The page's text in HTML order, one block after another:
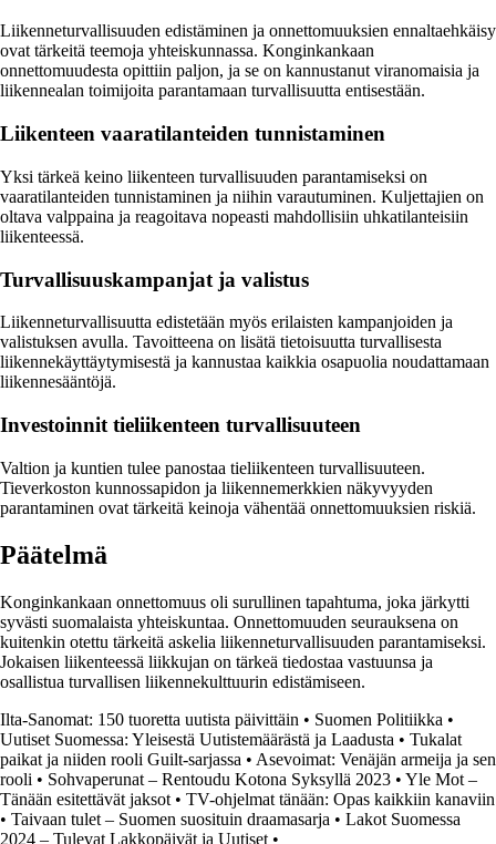
Liikenneturvallisuuden edistäminen ja onnettomuuksien ennaltaehkäisy
ovat tärkeitä teemoja yhteiskunnassa. Konginkankaan
onnettomuudesta opittiin paljon, ja se on kannustanut viranomaisia ja
liikennealan toimijoita parantamaan turvallisuutta entisestään.
Liikenteen vaaratilanteiden tunnistaminen
Yksi tärkeä keino liikenteen turvallisuuden parantamiseksi on
vaaratilanteiden tunnistaminen ja niihin varautuminen. Kuljettajien on
oltava valppaina ja reagoitava nopeasti mahdollisiin uhkatilanteisiin
liikenteessä.
Turvallisuuskampanjat ja valistus
Liikenneturvallisuutta edistetään myös erilaisten kampanjoiden ja
valistuksen avulla. Tavoitteena on lisätä tietoisuutta turvallisesta
liikennekäyttäytymisestä ja kannustaa kaikkia osapuolia noudattamaan
liikennesääntöjä.
Investoinnit tieliikenteen turvallisuuteen
Valtion ja kuntien tulee panostaa tieliikenteen turvallisuuteen.
Tieverkoston kunnossapidon ja liikennemerkkien näkyvyyden
parantaminen ovat tärkeitä keinoja vähentää onnettomuuksien riskiä.
Päätelmä
Konginkankaan onnettomuus oli surullinen tapahtuma, joka järkytti
syvästi suomalaista yhteiskuntaa. Onnettomuuden seurauksena on
kuitenkin otettu tärkeitä askelia liikenneturvallisuuden parantamiseksi.
Jokaisen liikenteessä liikkujan on tärkeä tiedostaa vastuunsa ja
osallistua turvallisen liikennekulttuurin edistämiseen.
Ilta-Sanomat: 150 tuoretta uutista päivittäin • Suomen Politiikka •
Uutiset Suomessa: Yleisestä Uutistemäärästä ja Laadusta • Tukalat
paikat ja niiden rooli Guilt-sarjassa • Asevoimat: Venäjän armeija ja sen
rooli • Sohvaperunat – Rentoudu Kotona Syksyllä 2023 • Yle Mot –
Tänään esitettävät jaksot • TV-ohjelmat tänään: Opas kaikkiin kanaviin
• Taivaan tulet – Suomen suosituin draamasarja • Lakot Suomessa
2024 – Tulevat Lakkopäivät ja Uutiset •